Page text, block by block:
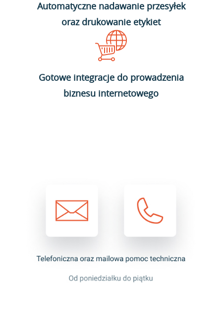
Automatyczne nadawanie przesyłek
oraz drukowanie etykiet
Gotowe integracje do prowadzenia
biznesu internetowego